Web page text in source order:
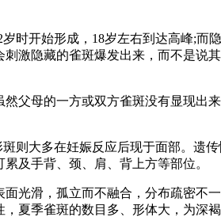
时开始形成，18岁左右到达高峰;而
激隐藏的雀斑爆发出来，而不是说
父母的一方或双方雀斑没有显现出
则大多在妊娠反应后现于面部。遗
及手背、颈、肩、背上方等部位。
光滑，孤立而不融合，分布疏密不
夏季雀斑的数目多、形体大，为深褐